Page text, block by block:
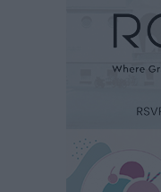
Τοπικές Ειδήσεις• πριν
Στα 2-2,35 GW ο
πριν 3 ώρες
Η Ελλάδα κρατά το
γεωπολιτικές